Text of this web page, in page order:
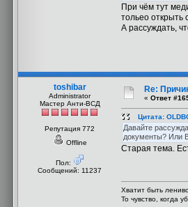
При чём тут
тольео открыть
А рассуждать,
toshibar
Administrator
Мастер Анти-ВСД
Репутация 772
Offline
Пол:
Сообщений: 11237
Re:
« Ответ
Цитата:
Давайте
документы? Или
Старая тема.
Хватит быть
То чувство, когда